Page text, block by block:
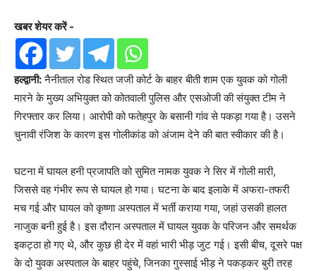
खबर शेयर करें -
हल्द्वानी:नैनीताल रोड स्थित जजी कोर्ट के बाहर बीती शाम एक युवक को गोली
मारने के मुख्य अभियुक्त को कोतवाली पुलिस और एसओजी की संयुक्त टीम ने
गिरफ्तार कर लिया। आरोपी को फतेहपुर के बसानी गांव से पकड़ा गया है। उसने
चुनावी रंजिश के कारण इस गोलीकांड को अंजाम देने की बात स्वीकार की है।
घटना में घायल हनी प्रजापति को सुमित नामक युवक ने सिर में गोली मारी,
जिससे वह गंभीर रूप से घायल हो गया। घटना के बाद इलाके में अफरा-तफरी
मच गई और घायल को कृष्णा अस्पताल में भर्ती कराया गया, जहां उसकी हालत
नाजुक बनी हुई है। इस दौरान अस्पताल में घायल युवक के परिजन और समर्थक
इकट्ठा हो गए थे, और कुछ ही देर में वहां भारी भीड़ जुट गई। इसी बीच, दूसरे पक्ष
के दो युवक अस्पताल के बाहर पहुंचे, जिनका गुस्साई भीड़ ने पकड़कर बुरी तरह